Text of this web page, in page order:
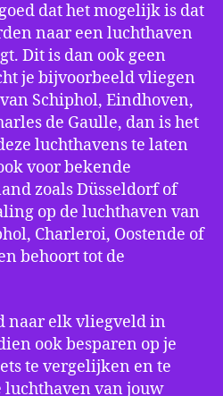
dat het mogelijk is dat
naar een luchthaven
Dit is dan ook geen
je bijvoorbeeld vliegen
Schiphol, Eindhoven,
de Gaulle, dan is het
luchthavens te laten
voor bekende
zoals Düsseldorf of
op de luchthaven van
Charleroi, Oostende of
behoort tot de
naar elk vliegveld in
ook besparen op je
te vergelijken en te
van jouw